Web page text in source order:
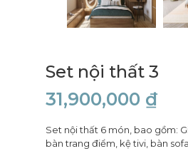
Set nội thất 3
31,900,000 ₫
Set nội thất 6 món, bao gồm:
bàn trang điểm, kệ tivi, bàn